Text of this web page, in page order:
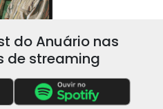
do Anuário nas
de streaming